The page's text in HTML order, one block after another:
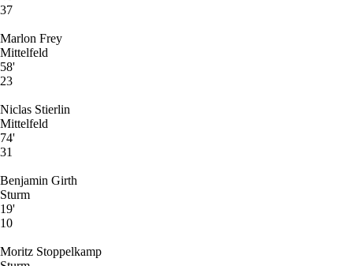
37
Marlon Frey
Mittelfeld
58'
23
Niclas Stierlin
Mittelfeld
74'
31
Benjamin Girth
Sturm
19'
10
Moritz Stoppelkamp